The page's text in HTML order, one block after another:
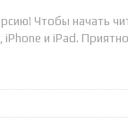
Чтобы начать
и iPad.